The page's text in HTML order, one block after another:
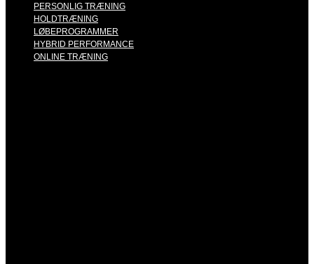
PERSONLIG TRÆNING
HOLDTRÆNING
LØBEPROGRAMMER
HYBRID PERFORMANCE
ONLINE TRÆNING